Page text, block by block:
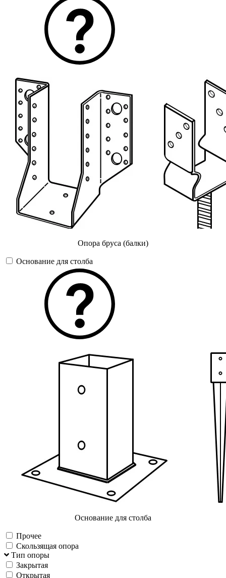
Опора бруса (балки)
Основание для столба
Основание для столба
Прочее
Скользящая опора
Тип опоры
Закрытая
Открытая